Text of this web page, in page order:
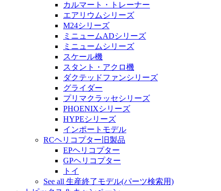
カルマート・トレーナー
エアリウムシリーズ
M24シリーズ
ミニュームADシリーズ
ミニュームシリーズ
スケール機
スタント・アクロ機
ダクテッドファンシリーズ
グライダー
プリマクラッセシリーズ
PHOENIXシリーズ
HYPEシリーズ
インポートモデル
RCヘリコプター旧製品
EPヘリコプター
GPヘリコプター
トイ
See all 生産終了モデル(パーツ検索用)